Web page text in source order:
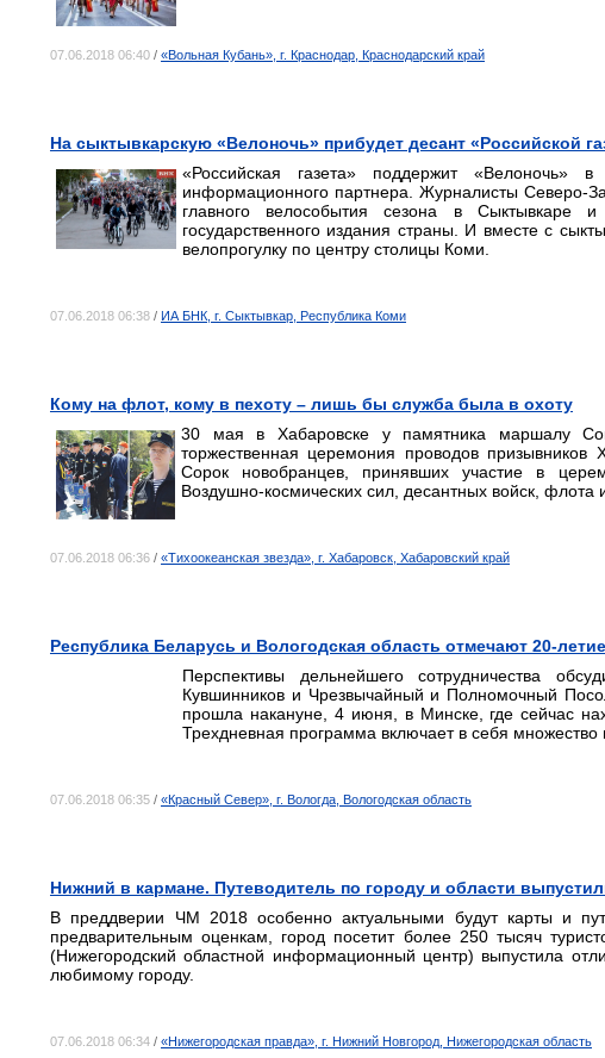
07.06.2018 06:40 / «Вольная Кубань», г. Краснодар, Краснодарский край
На сыктывкарскую «Велоночь» прибудет десант «Российской
«Российская газета» поддержит «Велоночь»
информационного партнера. Журналисты Северо-
главного велособытия сезона в Сыктывкаре
государственного издания страны. И вместе с
велопрогулку по центру столицы Коми.
07.06.2018 06:38 / ИА БНК, г. Сыктывкар, Республика Коми
Кому на флот, кому в пехоту – лишь бы служба была в охоту
30 мая в Хабаровске у памятника маршалу
торжественная церемония проводов призывников
Сорок новобранцев, принявших участие в
Воздушно-космических сил, десантных войск, флота
07.06.2018 06:36 / «Тихоокеанская звезда», г. Хабаровск, Хабаровский край
Республика Беларусь и Вологодская область отмечают 20-
Перспективы дельнейшего сотрудничества
Кувшинников и Чрезвычайный и Полномочный
прошла накануне, 4 июня, в Минске, где сейчас
Трехдневная программа включает в себя множество
07.06.2018 06:35 / «Красный Север», г. Вологда, Вологодская область
Нижний в кармане. Путеводитель по городу и области
В преддверии ЧМ 2018 особенно актуальными будут карты и
предварительным оценкам, город посетит более 250 тысяч
(Нижегородский областной информационный центр) выпустила
любимому городу.
07.06.2018 06:34 / «Нижегородская правда», г. Нижний Новгород, Нижегородская область